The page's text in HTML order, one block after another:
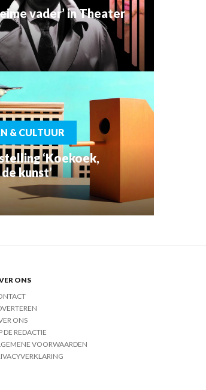
vader’ in Theater
& CULTUUR
‘Koekoek,
kunst’
ONS
ONS
DE REDACTIE
VOORWAARDEN